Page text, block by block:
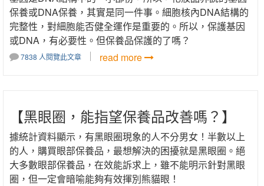
保養或DNA保養，其實是同一件事。細胞核內DNA結構的
完整性，對細胞能否健全運作是重要的。所以，保護基因
或DNA，有必要性。但保養品保護的了嗎？
7838 人閱覽此文章 read more
【黑眼圈，能指望保養品改善嗎？】
據統計資料顯示，有黑眼圈現象的人不分男女！半數以上
的人，購買眼部保養品，最想解決的困擾就是黑眼圈。絕
大多數眼部保養品，在效能訴求上，雖不能明示針對黑眼
圈，但一定會暗喻能夠有效揮別熊貓眼！